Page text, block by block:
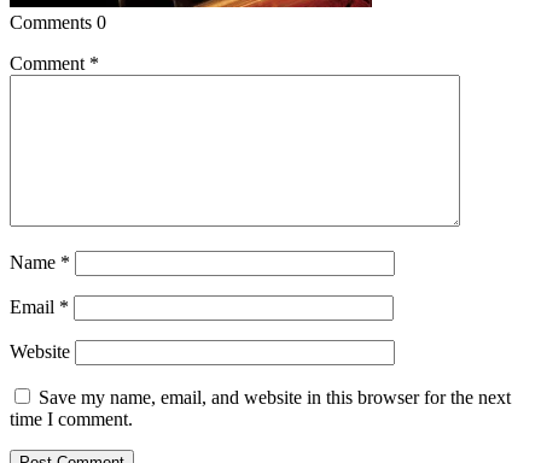
Comments 0
Comment *
Name *
Email *
Website
Save my name, email, and website in this browser for the next
time I comment.